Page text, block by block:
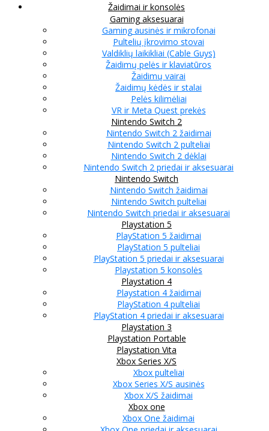
Žaidimai ir konsolės
Gaming aksesuarai
Gaming ausinės ir mikrofonai
Pultelių įkrovimo stovai
Valdiklių laikikliai (Cable Guys)
Žaidimų pelės ir klaviatūros
Žaidimų vairai
Žaidimų kėdės ir stalai
Pelės kilimėliai
VR ir Meta Quest prekės
Nintendo Switch 2
Nintendo Switch 2 žaidimai
Nintendo Switch 2 pulteliai
Nintendo Switch 2 dėklai
Nintendo Switch 2 priedai ir aksesuarai
Nintendo Switch
Nintendo Switch žaidimai
Nintendo Switch pulteliai
Nintendo Switch priedai ir aksesuarai
Playstation 5
PlayStation 5 žaidimai
PlayStation 5 pulteliai
PlayStation 5 priedai ir aksesuarai
Playstation 5 konsolės
Playstation 4
Playstation 4 žaidimai
PlayStation 4 pulteliai
PlayStation 4 priedai ir aksesuarai
Playstation 3
Playstation Portable
Playstation Vita
Xbox Series X/S
Xbox pulteliai
Xbox Series X/S ausinės
Xbox X/S žaidimai
Xbox one
Xbox One žaidimai